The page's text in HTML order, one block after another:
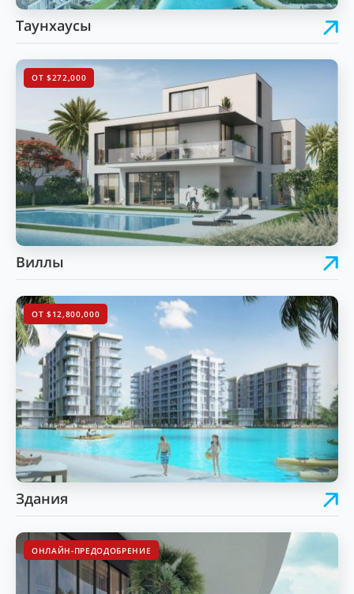
Таунхаусы
ОТ $272,000
Виллы
ОТ $12,800,000
Здания
ОНЛАЙН-ПРЕДОДОБРЕНИЕ